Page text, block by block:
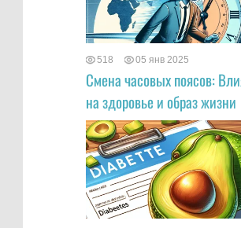
518 05 янв 2025
Смена часовых поясов:
на здоровье и образ жизни